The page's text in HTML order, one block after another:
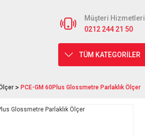
Müşteri Hizmetleri
0212 244 21 50
TÜM KATEGORİLER
PCE-GM 60Plus Glossmetre Parlaklık Ölçer